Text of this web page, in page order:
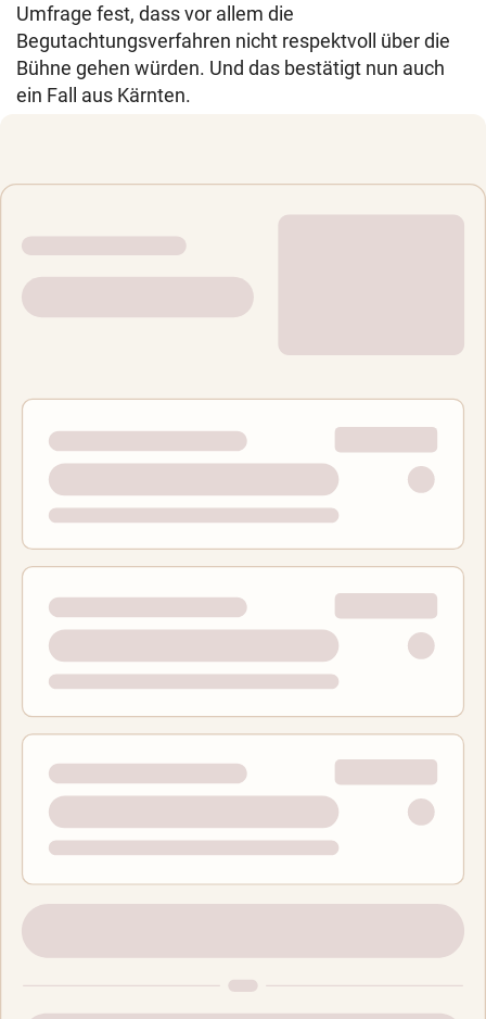
Umfrage fest, dass vor allem die
Begutachtungsverfahren nicht respektvoll über die
Bühne gehen würden. Und das bestätigt nun auch
ein Fall aus Kärnten.